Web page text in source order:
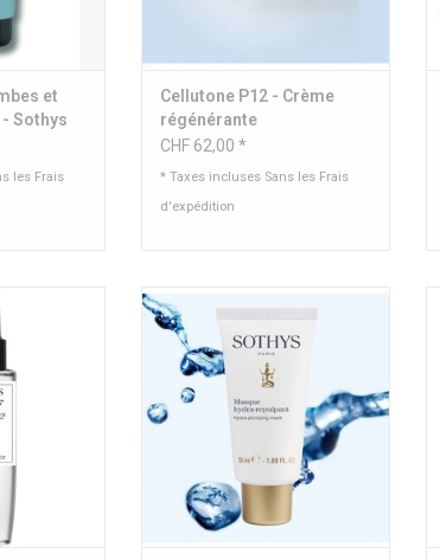
et
Sothys
les Frais
Cellutone P12 - Crème
régénérante
CHF 62,00 *
* Taxes incluses Sans les Frais
d'expédition
/ corps /
ml
visiblement repulpée, lissée et le
teint retrouve son éclat.
Contenu: 50 ml
AJOUTER AU PANIER